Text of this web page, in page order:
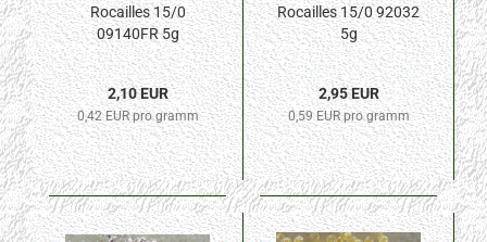
Rocailles 15/0
09140FR 5g
2,10 EUR
0,42 EUR pro gramm
Rocailles 15/0 92032
5g
2,95 EUR
0,59 EUR pro gramm